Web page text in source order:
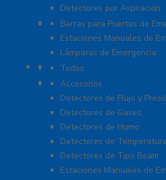
Detectores por Aspiración
Sistemas de Emergencia
Barras para Puertas de
Estaciones Manuales de
Lámparas de Emergencia
Detectores Autónomos
Todos
Dispositivos
Accesorios
Detectores de Flujo y
Detectores de Gases
Detectores de Humo
Detectores de Temperatura
Detectores de Tipo Beam
Estaciones Manuales de